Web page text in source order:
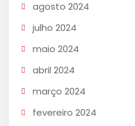
agosto 2024
julho 2024
maio 2024
abril 2024
março 2024
fevereiro 2024